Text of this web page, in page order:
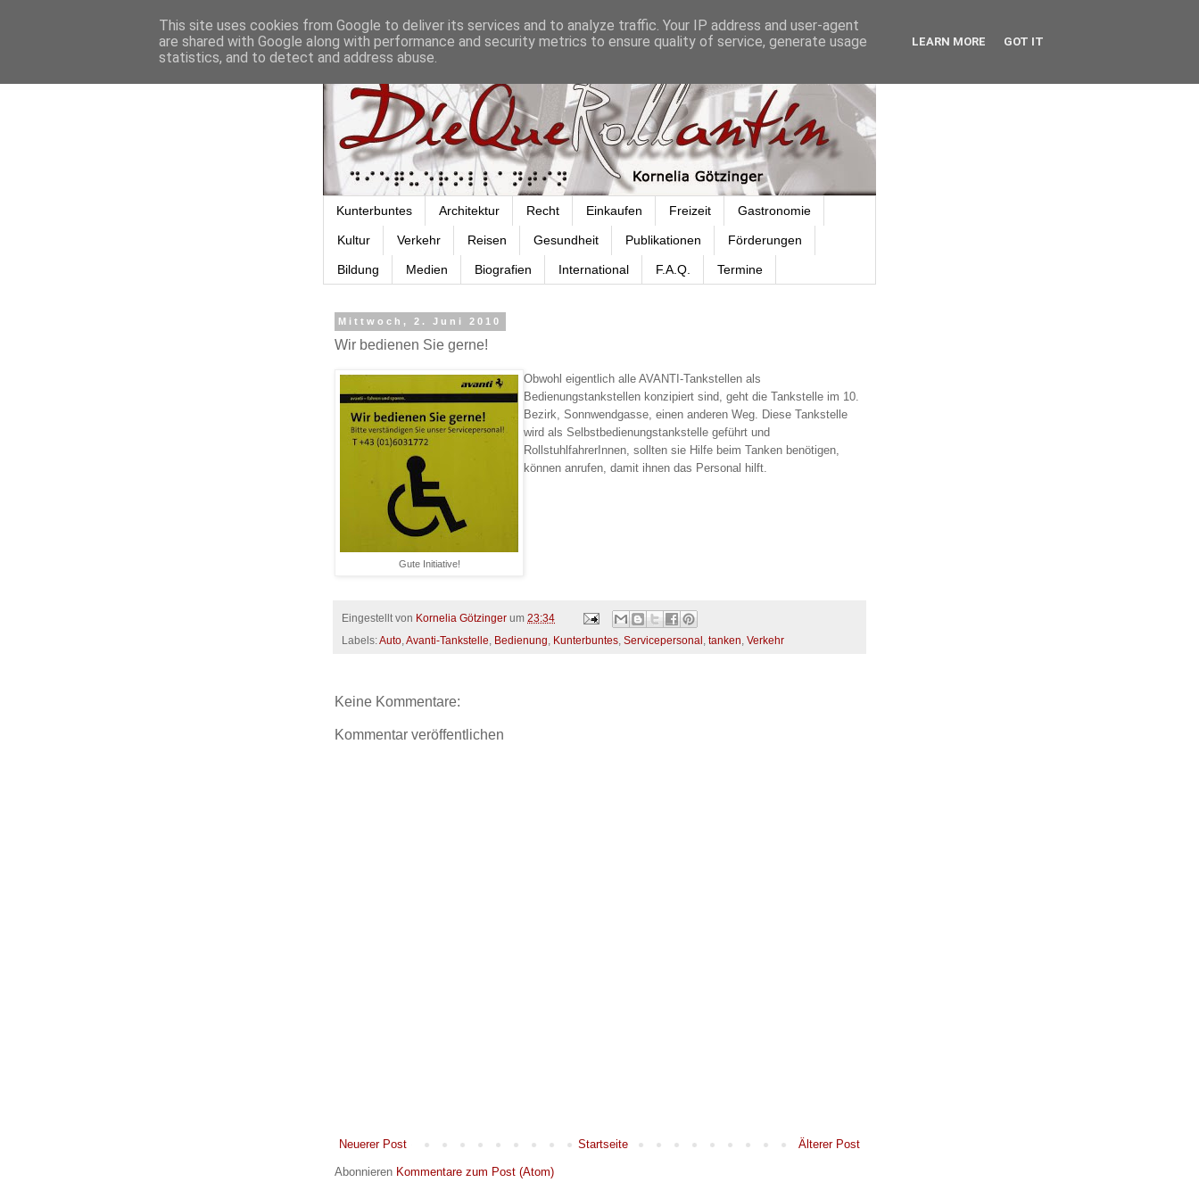
Kunterbuntes Architektur Recht Einkaufen Freizeit Gastronomie
Kultur Verkehr Reisen Gesundheit Publikationen Förderungen
Bildung Medien Biografien International F.A.Q. Termine
Mittwoch, 2. Juni 2010
Wir bedienen Sie gerne!
Gute Initiative!
Obwohl eigentlich alle AVANTI-Tankstellen als
Bedienungstankstellen konzipiert sind, geht die Tankstelle im 10.
Bezirk, Sonnwendgasse, einen anderen Weg. Diese Tankstelle
wird als Selbstbedienungstankstelle geführt und
RollstuhlfahrerInnen, sollten sie Hilfe beim Tanken benötigen,
können anrufen, damit ihnen das Personal hilft.
Eingestellt von Kornelia Götzinger um 23:34
Labels:Auto Avanti-Tankstelle Bedienung Kunterbuntes Servicepersonal tanken Verkehr
Keine Kommentare:
Kommentar veröffentlichen
Neuerer Post Älterer Post
Startseite
Abonnieren Kommentare zum Post (Atom)
This site uses cookies from Google to deliver its services and to analyze traffic. Your IP address and user-agent
are shared with Google along with performance and security metrics to ensure quality of service, generate usage
statistics, and to detect and address abuse.
LEARN MORE GOT IT